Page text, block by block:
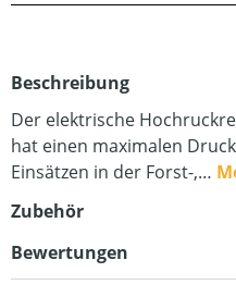
Beschreibung
Der elektrische
hat einen maximalen
Einsätzen in der Forst-,…
Zubehör
Bewertungen